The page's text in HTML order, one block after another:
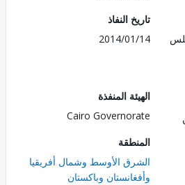
تاريخ النفاذ
2014/01/14
الهيئة المنفذة
Cairo Governorate
الشرق الأوسط وشمال أفريقيا
وأفغانستان وباكستان